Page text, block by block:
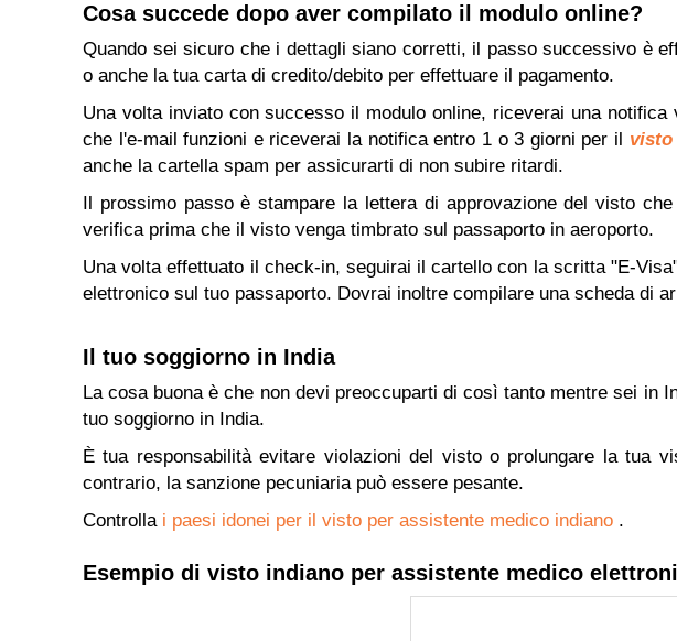
Cosa succede dopo aver compilato il modulo online?
Quando sei sicuro che i dettagli siano corretti, il passo successivo è
o anche la tua carta di credito/debito per effettuare il pagamento.
Una volta inviato con successo il modulo online, riceverai una
che l'e-mail funzioni e riceverai la notifica entro 1 o 3 giorni per il visto
anche la cartella spam per assicurarti di non subire ritardi.
Il prossimo passo è stampare la lettera di approvazione del visto
verifica prima che il visto venga timbrato sul passaporto in aeroporto.
Una volta effettuato il check-in, seguirai il cartello con la scritta "E-
elettronico sul tuo passaporto. Dovrai inoltre compilare una scheda di
Il tuo soggiorno in India
La cosa buona è che non devi preoccuparti di così tanto mentre sei
tuo soggiorno in India.
È tua responsabilità evitare violazioni del visto o prolungare la tua
contrario, la sanzione pecuniaria può essere pesante.
Controlla i paesi idonei per il visto per assistente medico indiano .
Esempio di visto indiano per assistente medico